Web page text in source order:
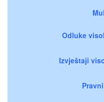
Odluke
Izvještaji